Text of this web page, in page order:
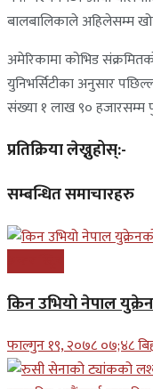
बालबालिकाले अहिलेसम्म
अमेरिकामा कोभिड
युनिभर्सिटीका अनुसार
संख्या १ लाख ९० हजारसम्म
प्रतिक्रिया लेख्नुहोस्:-
सम्बन्धित समाचारहरु
किन उभियो नेपाल
फाल्गुन १९, २०७८ ०७;४८